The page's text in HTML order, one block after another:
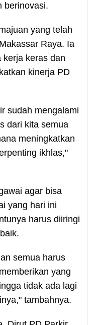
berinovasi.
yang telah
Raya. Ia
kerja keras dan
kinerja PD
sudah mengalami
dari kita semua
meningkatkan
ikhlas,"
agar bisa
yang hari ini
harus diiringi
semua harus
yang
tidak ada lagi
tambahnya.